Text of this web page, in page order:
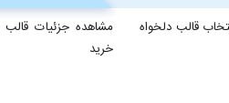
قالب دلخواه
مشاهده جزئیات قالب
خرید